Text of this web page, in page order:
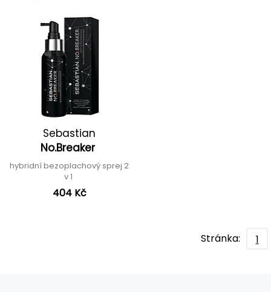
Sebastian
No.Breaker
hybridní bezoplachový sprej 2
v 1
404 Kč
Stránka: 1